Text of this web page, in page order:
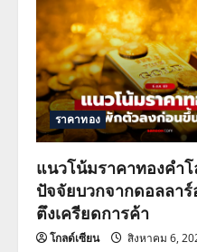
a
v
i
g
a
t
ราคาทอง
แนวโน้มราคาทองคำ
ปัจจัยบวกจากดอลลา
ตึงเครียดการค้า
โกลด์เซียน สิงหาคม 6,